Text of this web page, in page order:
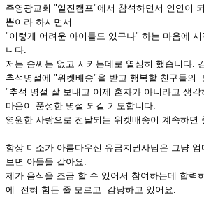
주영광교회 "일진캠프"에서 참석하면서 인연이
뿐이라 하시면서
"이렇게 어려운 아이들도 있구나" 하는 마음에
니다.
저는 솜씨는 없고 시키는데로 열심히 했습니다.
추석명절에 "위켓배송"을 받고 행복할 친구들의
"추석 명절 잘 보내고 이제 혼자가 아니라고 생
마음이 품성한 명절 되길 기도합니다.
영원한 사랑으로 전달되는 위켓배송이 계속하면
항상 미소가 아름다우신 유금지권사님은 그냥
보면 아들들 같아요.
제가 음식을 조금 할 수 있어서 참여하는데 합력
에 전혀 힘든 줄 모르고 감당하고 있어요.